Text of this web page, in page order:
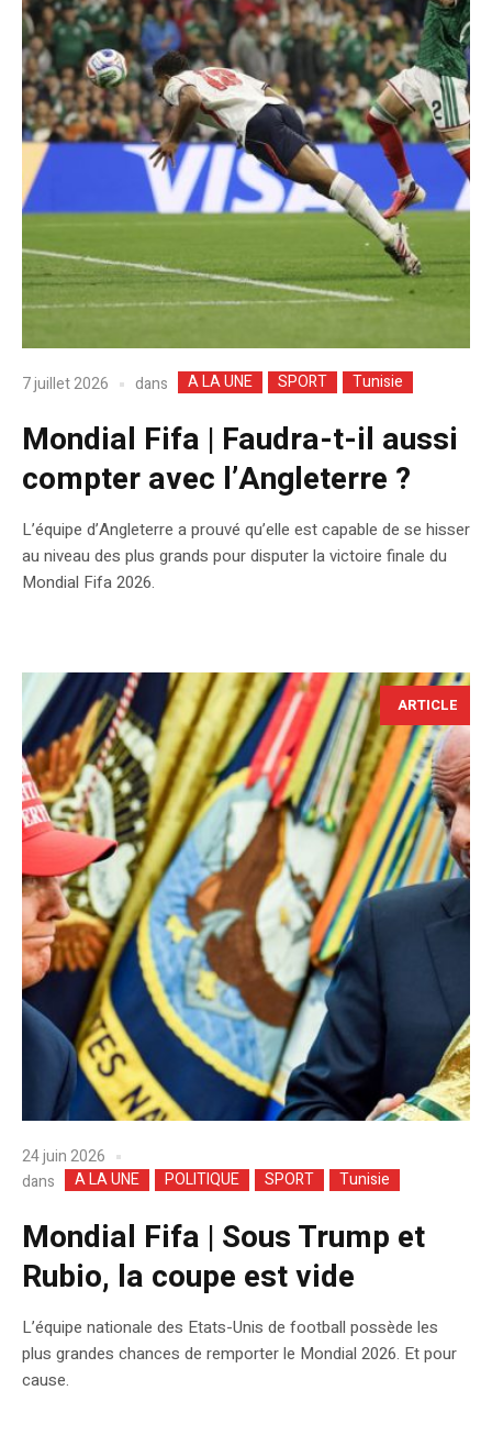
7 juillet 2026 dans A LA UNE SPORT Tunisie
Mondial Fifa | Faudra-t-il aussi
compter avec l’Angleterre ?
L’équipe d’Angleterre a prouvé qu’elle est capable de se hisser
au niveau des plus grands pour disputer la victoire finale du
Mondial Fifa 2026.
ARTICLE
24 juin 2026
dans
A LA UNE POLITIQUE SPORT Tunisie
Mondial Fifa | Sous Trump et
Rubio, la coupe est vide
L’équipe nationale des Etats-Unis de football possède les
plus grandes chances de remporter le Mondial 2026. Et pour
cause.